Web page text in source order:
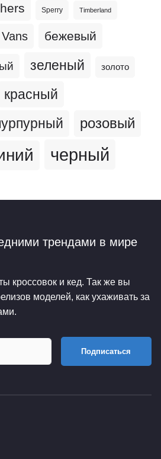
Sperry Timberland
Vans бежевый
зеленый золото
красный
розовый
черный
трендами в мире
кроссовок и кед. Так же вы
моделей, как ухаживать за
Подписаться